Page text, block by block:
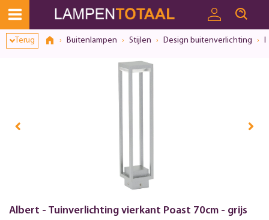
Terug Buitenlampen Stijlen Design buitenverlichting
Albert - Tuinverlichting vierkant Poast 70cm - grijs